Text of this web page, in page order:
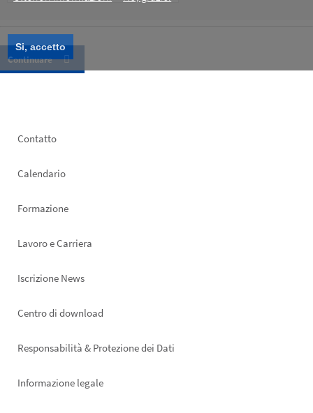
Si, accetto
Footer
Contatto
Calendario
Formazione
Lavoro e Carriera
Iscrizione News
Footer
Centro di download
Responsabilità & Protezione dei Dati
Informazione legale